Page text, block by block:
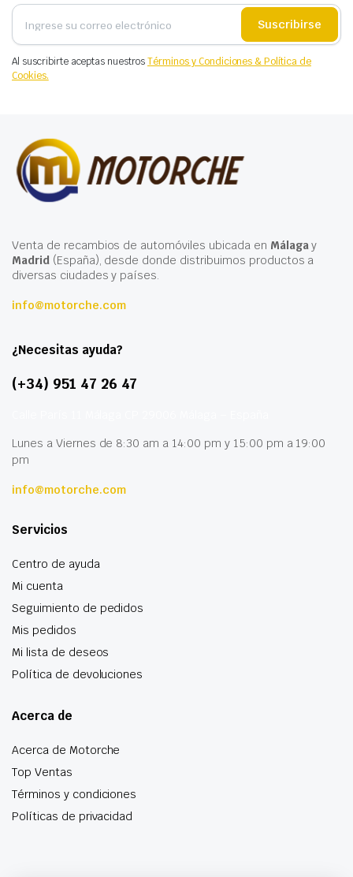
Suscribirse
Al suscribirte aceptas nuestrosTérminos y Condiciones & Política de
Cookies.
Venta de recambios de automóviles ubicada en Málagay
Madrid(España), desde donde distribuimos productos a
diversas ciudades y países.
info@motorche.com
¿Necesitas ayuda?
(+34) 951 47 26 47
Lunes a Viernes de 8:30 am a 14:00 pm y 15:00 pm a 19:00
pm
info@motorche.com
Servicios
Centro de ayuda
Mi cuenta
Seguimiento de pedidos
Mis pedidos
Mi lista de deseos
Política de devoluciones
Acerca de
Acerca de Motorche
Top Ventas
Términos y condiciones
Políticas de privacidad